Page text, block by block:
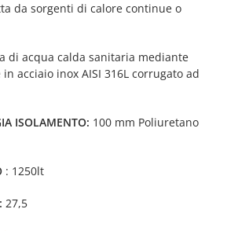
da sorgenti di calore continue o
di acqua calda sanitaria mediante
acciaio inox AISI 316L corrugato ad
ISOLAMENTO: 100 mm Poliuretano
: 1250lt
27,5